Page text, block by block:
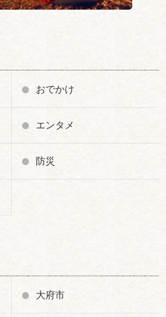
おでかけ
エンタメ
防災
大府市